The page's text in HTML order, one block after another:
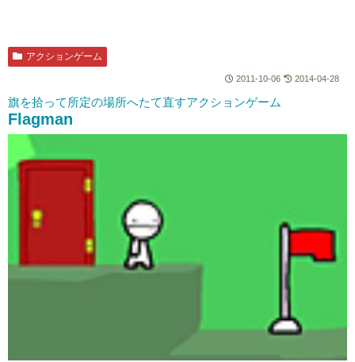
アクションゲーム
2011-10-06 2014-04-28
旗を拾って所定の場所へたて直すアクションゲーム
Flagman